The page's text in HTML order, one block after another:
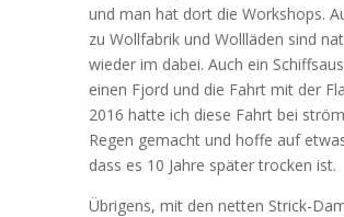
und man hat dort die Workshops.
zu Wollfabrik und Wollläden sind
wieder im dabei. Auch ein
einen Fjord und die Fahrt mit der
2016 hatte ich diese Fahrt bei
Regen gemacht und hoffe auf
dass es 10 Jahre später trocken ist.
Übrigens, mit den netten Strick-